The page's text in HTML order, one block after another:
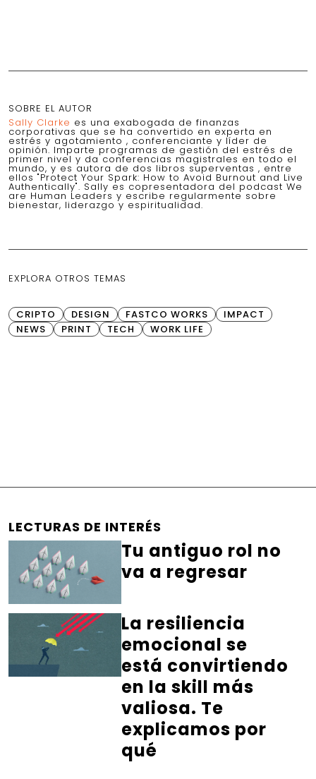
SOBRE EL AUTOR
Sally Clarke es una exabogada de finanzas
corporativas que se ha convertido en experta en
estrés y agotamiento , conferenciante y líder de
opinión. Imparte programas de gestión del estrés de
primer nivel y da conferencias magistrales en todo el
mundo, y es autora de dos libros superventas , entre
ellos "Protect Your Spark: How to Avoid Burnout and Live
Authentically". Sally es copresentadora del podcast We
are Human Leaders y escribe regularmente sobre
bienestar, liderazgo y espiritualidad.
EXPLORA OTROS TEMAS
CRIPTO DESIGN FASTCO WORKS
IMPACT
NEWS
PRINT TECH WORK LIFE
LECTURAS DE INTERÉS
Tu antiguo rol no
va a regresar
La resiliencia
emocional se
está convirtiendo
en la skill más
valiosa. Te
explicamos por
qué